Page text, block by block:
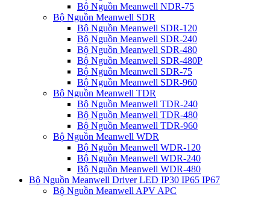
Bộ Nguồn Meanwell NDR-75
Bộ Nguồn Meanwell SDR
Bộ Nguồn Meanwell SDR-120
Bộ Nguồn Meanwell SDR-240
Bộ Nguồn Meanwell SDR-480
Bộ Nguồn Meanwell SDR-480P
Bộ Nguồn Meanwell SDR-75
Bộ Nguồn Meanwell SDR-960
Bộ Nguồn Meanwell TDR
Bộ Nguồn Meanwell TDR-240
Bộ Nguồn Meanwell TDR-480
Bộ Nguồn Meanwell TDR-960
Bộ Nguồn Meanwell WDR
Bộ Nguồn Meanwell WDR-120
Bộ Nguồn Meanwell WDR-240
Bộ Nguồn Meanwell WDR-480
Bộ Nguồn Meanwell Driver LED IP30 IP65 IP67
Bộ Nguồn Meanwell APV APC